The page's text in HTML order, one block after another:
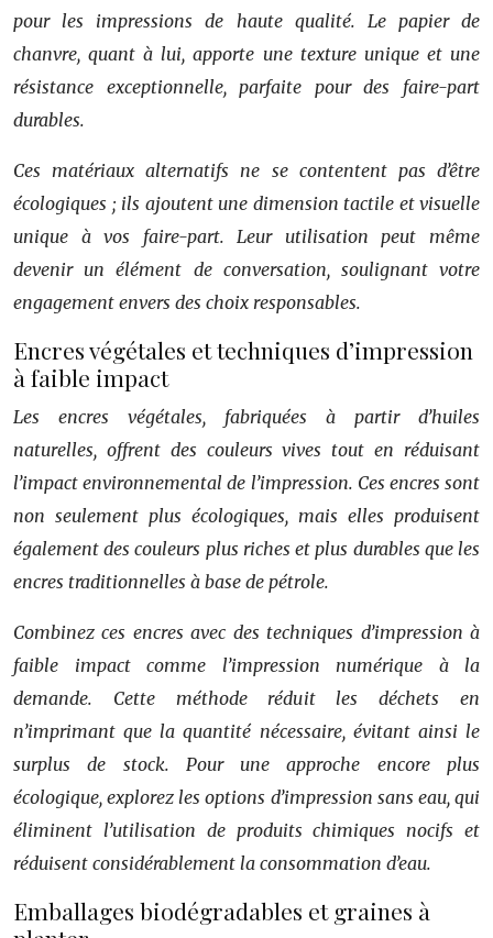
pour les impressions de haute qualité. Le papier de
chanvre, quant à lui, apporte une texture unique et une
résistance exceptionnelle, parfaite pour des faire-part
durables.
Ces matériaux alternatifs ne se contentent pas d’être
écologiques ; ils ajoutent une dimension tactile et visuelle
unique à vos faire-part. Leur utilisation peut même
devenir un élément de conversation, soulignant votre
engagement envers des choix responsables.
Encres végétales et techniques d’impression
à faible impact
Les encres végétales, fabriquées à partir d’huiles
naturelles, offrent des couleurs vives tout en réduisant
l’impact environnemental de l’impression. Ces encres sont
non seulement plus écologiques, mais elles produisent
également des couleurs plus riches et plus durables que les
encres traditionnelles à base de pétrole.
Combinez ces encres avec des techniques d’impression à
faible impact comme l’impression numérique à la
demande. Cette méthode réduit les déchets en
n’imprimant que la quantité nécessaire, évitant ainsi le
surplus de stock. Pour une approche encore plus
écologique, explorez les options d’impression sans eau, qui
éliminent l’utilisation de produits chimiques nocifs et
réduisent considérablement la consommation d’eau.
Emballages biodégradables et graines à